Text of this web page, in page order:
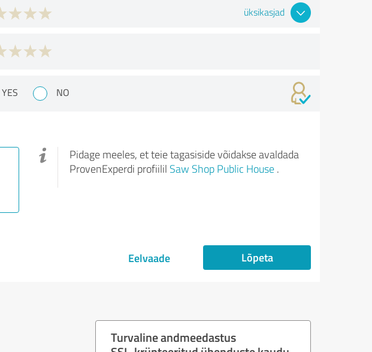
üksikasjad
YES NO
Pidage meeles, et teie tagasiside võidakse avaldada
ProvenExperdi profiilil Saw Shop Public House.
Eelvaade Lõpeta
Turvaline andmeedastus